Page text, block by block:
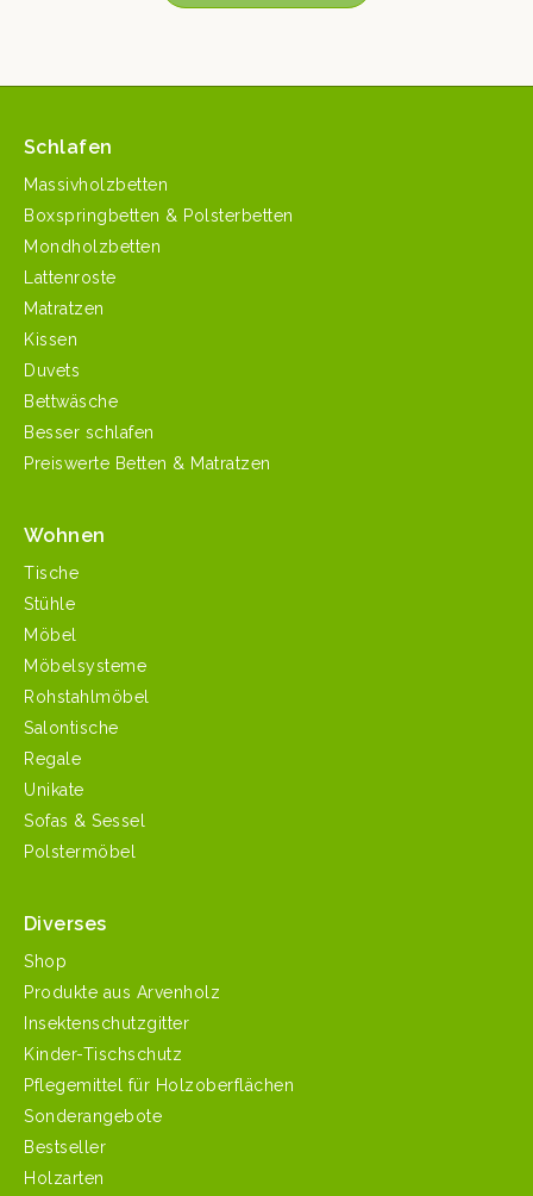
Schlafen
Massivholzbetten
Boxspringbetten & Polsterbetten
Mondholzbetten
Lattenroste
Matratzen
Kissen
Duvets
Bettwäsche
Besser schlafen
Preiswerte Betten & Matratzen
Wohnen
Tische
Stühle
Möbel
Möbelsysteme
Rohstahlmöbel
Salontische
Regale
Unikate
Sofas & Sessel
Polstermöbel
Diverses
Shop
Produkte aus Arvenholz
Insektenschutzgitter
Kinder-Tischschutz
Pflegemittel für Holzoberflächen
Sonderangebote
Bestseller
Holzarten